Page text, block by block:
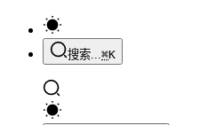
搜索...⌘K